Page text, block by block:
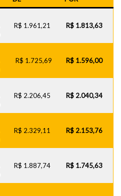
R$ 1.961,21 R$ 1.813,63
R$ 1.725,69 R$ 1.596,00
R$ 2.206,45 R$ 2.040,34
R$ 2.329,11 R$ 2.153,76
R$ 1.887,74 R$ 1.745,63